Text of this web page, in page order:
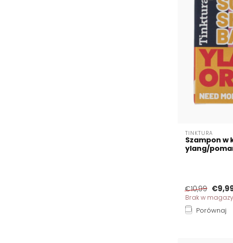
TINKTURA
Szampon
ylang/
€10,99
Brak w
Porównaj